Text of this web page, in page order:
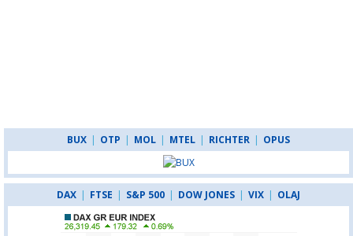
BUX | OTP | MOL | MTEL | RICHTER | OPUS
DAX | FTSE | S&P 500 | DOW JONES | VIX | OLAJ